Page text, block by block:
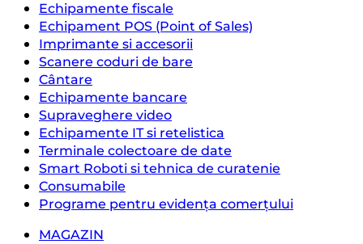
Echipamente fiscale
Echipament POS (Point of Sales)
Imprimante si accesorii
Scanere coduri de bare
Cântare
Echipamente bancare
Supraveghere video
Echipamente IT si retelistica
Terminale colectoare de date
Smart Roboti si tehnica de curatenie
Consumabile
Programe pentru evidența comerțului
MAGAZIN